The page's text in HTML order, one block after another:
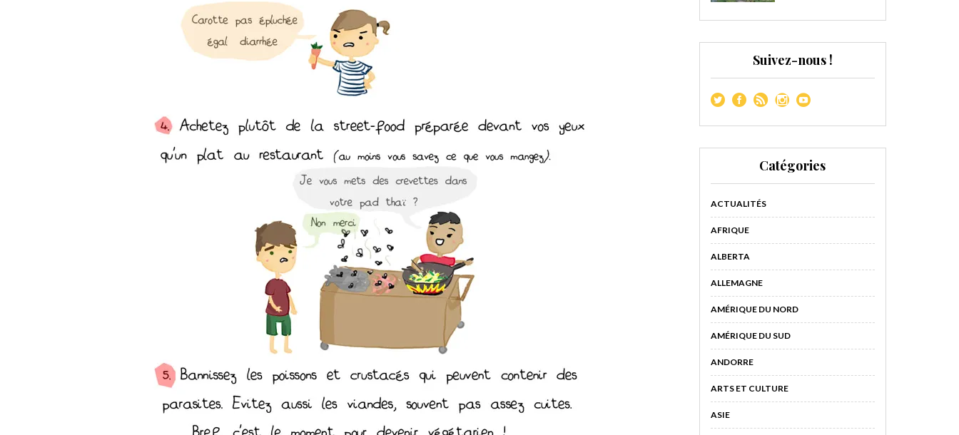
Suivez-nous !
Catégories
ACTUALITÉS
AFRIQUE
ALBERTA
ALLEMAGNE
AMÉRIQUE DU NORD
AMÉRIQUE DU SUD
ANDORRE
ARTS ET CULTURE
ASIE